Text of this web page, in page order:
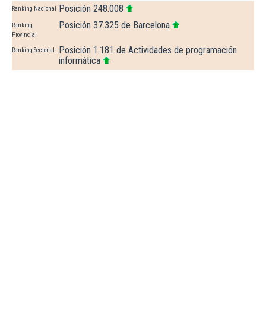
Ranking Nacional Posición 248.008
Ranking
Provincial
Posición 37.325 de Barcelona
Ranking Sectorial
Posición 1.181 de Actividades de programación
informática